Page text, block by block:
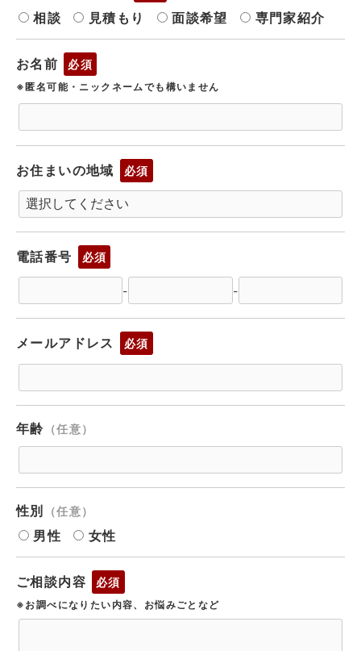
相談 見積もり 面談希望 専門家紹介
お名前 必須
※匿名可能・ニックネームでも構いません
お住まいの地域 必須
電話番号 必須
- -
メールアドレス 必須
年齢 （任意）
性別 （任意）
男性 女性
ご相談内容 必須
※お調べになりたい内容、お悩みごとなど